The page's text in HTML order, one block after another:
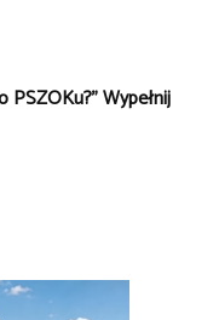
PSZOKu?” Wypełnij